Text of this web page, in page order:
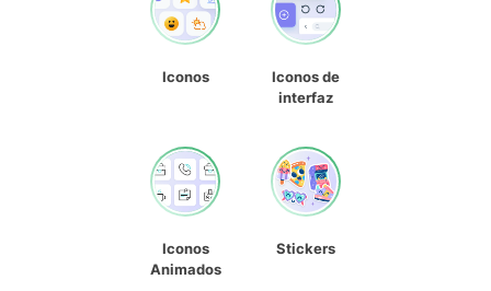
Iconos
Iconos de
interfaz
Iconos
Animados
Stickers